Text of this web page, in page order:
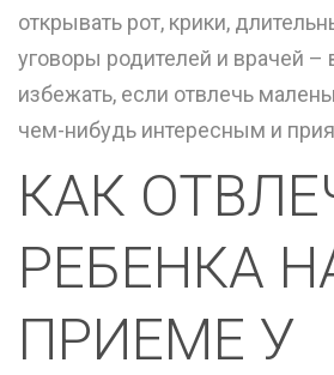
открывать рот, крики,
уговоры родителей и врачей –
избежать, если отвлечь
чем-нибудь интересным и
КАК
РЕБЕНКА
ПРИЕМЕ У